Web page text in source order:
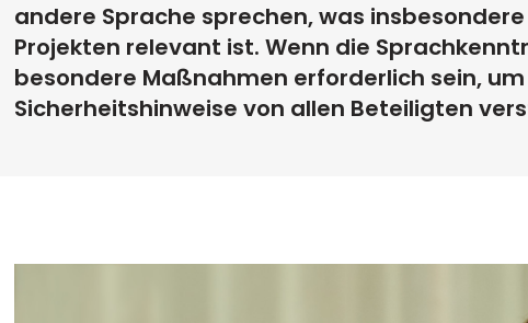
andere Sprache sprechen, was
Projekten relevant ist. Wenn die
besondere Maßnahmen erforderlich sein,
Sicherheitshinweise von allen Beteiligten